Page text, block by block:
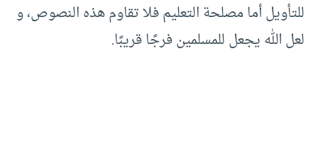
للتأويل أما مصلحة التعليم فلا تقاوم هذه النصوص، و
لعل الله يجعل للمسلمين فرجًا قريبًا.